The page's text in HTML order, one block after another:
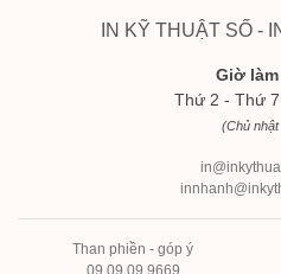
IN KỸ THUẬT SỐ -
Giờ
Thứ 2 - Thứ
(Chủ nhật
Than phiền - góp ý
09 09 09 9669